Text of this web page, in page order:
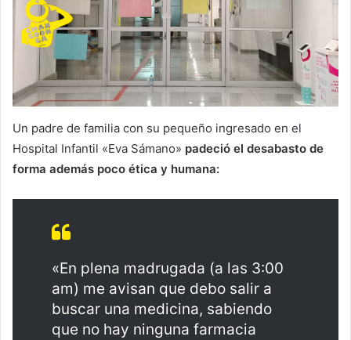
Un padre de familia con su pequeño ingresado en el
Hospital Infantil «Eva Sámano» padeció el desabasto de
forma además poco ética y humana:
«En plena madrugada (a las 3:00
am) me avisan que debo salir a
buscar una medicina, sabiendo
que no hay ninguna farmacia